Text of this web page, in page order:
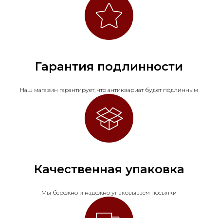
Гарантия подлинности
Наш магазин гарантирует, что антиквариат будет подлинным
Качественная упаковка
Мы бережно и надежно упаковываем посылки